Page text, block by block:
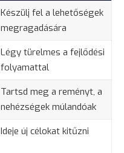
Készülj fel a lehetőségek
megragadására
Légy türelmes a fejlődési
folyamattal
Tartsd meg a reményt, a
nehézségek múlandóak
Ideje új célokat kitűzni